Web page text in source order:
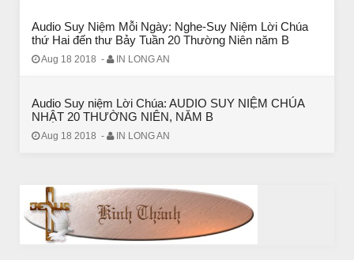
Audio Suy Niệm Mỗi Ngày: Nghe-Suy Niệm Lời Chúa
thứ Hai đến thư Bảy Tuần 20 Thường Niên năm B
Aug 18 2018 - IN LONG AN
Audio Suy niệm Lời Chúa: AUDIO SUY NIỆM CHÚA
NHẬT 20 THƯỜNG NIÊN, NĂM B
Aug 18 2018 - IN LONG AN
BÀI NỔI BẬT